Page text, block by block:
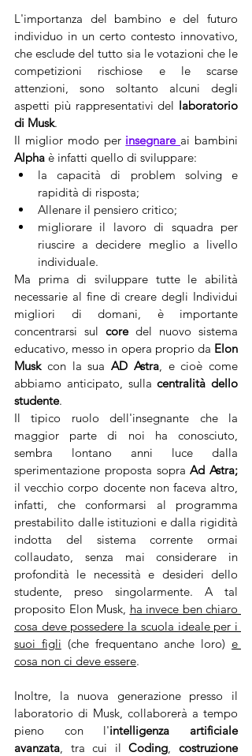
L'importanza del bambino e del futuro
individuo in un certo contesto innovativo,
che esclude del tutto sia le votazioni che le
competizioni rischiose e le scarse
attenzioni, sono soltanto alcuni degli
aspetti più rappresentativi del laboratorio
di Musk.
Il miglior modo per insegnare
Alpha è infatti quello di sviluppare:
la capacità di problem solving e
rapidità di risposta;
Allenare il pensiero critico;
migliorare il lavoro di squadra per
riuscire a decidere meglio a livello
individuale.
Ma prima di sviluppare tutte le abilità
necessarie al fine di creare degli Individui
migliori di domani, è importante
concentrarsi sul core del nuovo sistema
educativo, messo in opera proprio da Elon
Musk con la sua AD Astra, e cioè come
abbiamo anticipato, sulla centralità dello
studente.
Il tipico ruolo dell'insegnante che la
maggior parte di noi ha conosciuto,
sembra lontano anni luce dalla
sperimentazione proposta sopra Ad Astra;
il vecchio corpo docente non faceva altro,
infatti, che conformarsi al programma
prestabilito dalle istituzioni e dalla rigidità
indotta del sistema corrente ormai
collaudato, senza mai considerare in
profondità le necessità e desideri dello
studente, preso singolarmente. A tal
proposito Elon Musk, ha invece ben chiaro
cosa deve possedere la scuola ideale per i
suoi figli (che frequentano anche loro) e
cosa non ci deve essere.
Inoltre, la nuova generazione presso il
laboratorio di Musk, collaborerà a tempo
pieno con l'intelligenza artificiale
avanzata, tra cui il Coding, costruzione